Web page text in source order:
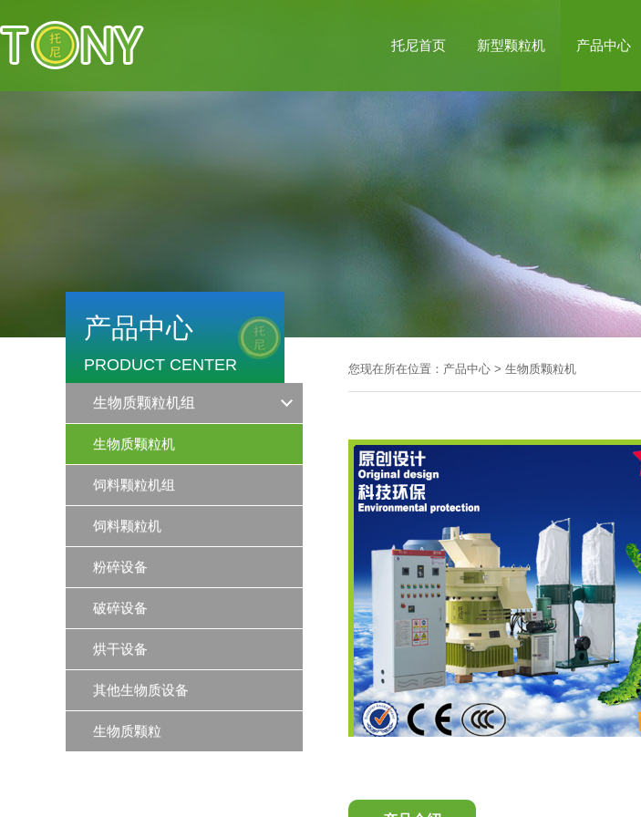
托尼首页 新型颗粒机 产品中心
产品中心
PRODUCT CENTER
生物质颗粒机组
生物质颗粒机
饲料颗粒机组
饲料颗粒机
粉碎设备
破碎设备
烘干设备
其他生物质设备
生物质颗粒
您现在所在位置： 产品中心 > 生物质颗粒机